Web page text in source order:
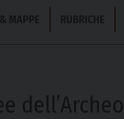
MAPPE RUBRICHE